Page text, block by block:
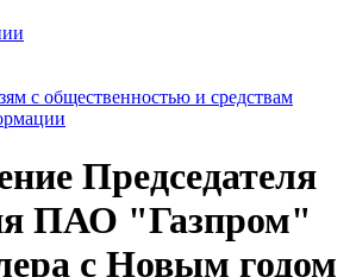
с общественностью и средствам
Председателя
ПАО "Газпром"
с Новым годом